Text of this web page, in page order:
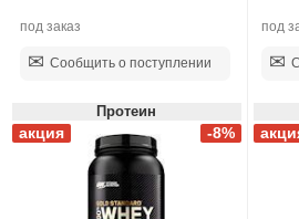
под заказ
Сообщить о поступлении
под
Протеин